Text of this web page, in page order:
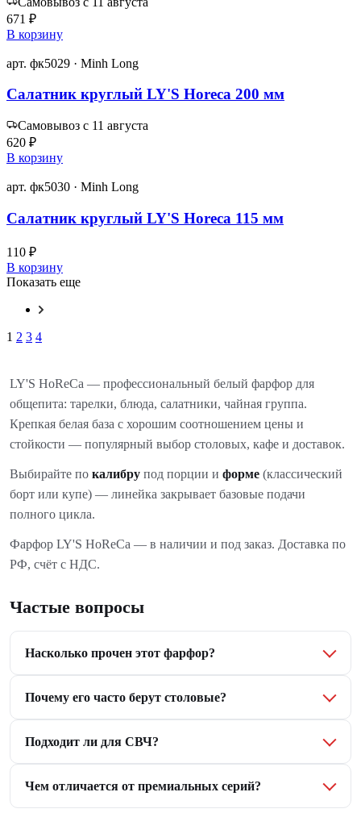
671 ₽
В корзину
арт. фк5029 · Minh Long
Салатник круглый LY'S Horeca 200 мм
Самовывоз с 11 августа
620 ₽
В корзину
арт. фк5030 · Minh Long
Салатник круглый LY'S Horeca 115 мм
110 ₽
В корзину
Показать еще
1 2 3 4
LY'S HoReCa — профессиональный белый фарфор для
общепита: тарелки, блюда, салатники, чайная группа.
Крепкая белая база с хорошим соотношением цены и
стойкости — популярный выбор столовых, кафе и доставок.
Выбирайте по калибру под порции и форме (классический
борт или купе) — линейка закрывает базовые подачи
полного цикла.
Фарфор LY'S HoReCa — в наличии и под заказ. Доставка по
РФ, счёт с НДС.
Частые вопросы
Насколько прочен этот фарфор?
Почему его часто берут столовые?
Подходит ли для СВЧ?
Чем отличается от премиальных серий?